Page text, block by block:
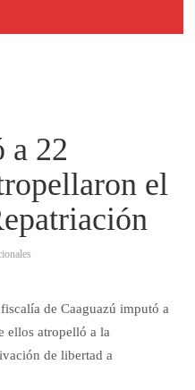
a 22
el
de Caaguazú imputó a
ellos atropelló a la
de libertad a